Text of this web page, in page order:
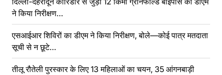
ने किया निरीक्षण…
एसआईआर शिविरों का डीएम ने किया निरीक्षण, बोले—कोई पात्र मतदाता
सूची से न छूटे…
तीलू रौतेली पुरस्कार के लिए 13 महिलाओं का चयन, 35 आंगनबाड़ी